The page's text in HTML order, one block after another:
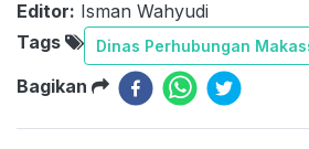
Editor: Isman Wahyudi
Tags
Dinas Perhubungan
Bagikan